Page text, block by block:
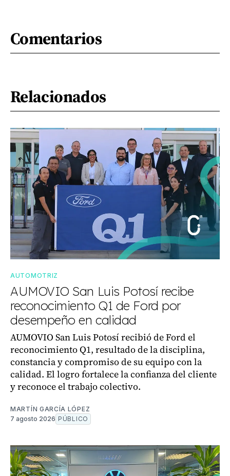
Comentarios
Relacionados
AUTOMOTRIZ
AUMOVIO San Luis Potosí recibe
reconocimiento Q1 de Ford por
desempeño en calidad
AUMOVIO San Luis Potosí recibió de Ford el
reconocimiento Q1, resultado de la disciplina,
constancia y compromiso de su equipo con la
calidad. El logro fortalece la confianza del cliente
y reconoce el trabajo colectivo.
MARTÍN GARCÍA LÓPEZ
7 agosto 2026 PÚBLICO